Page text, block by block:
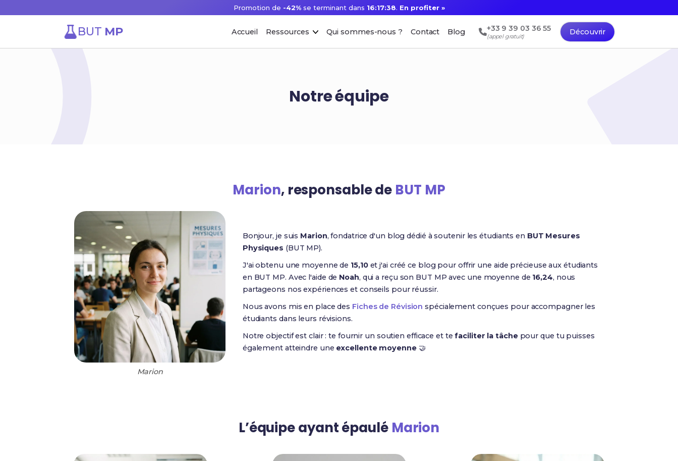
Promotion de -42%se terminant dans 16:17:38. En profiter »
BUT MP Accueil Ressources Qui sommes-nous ? Contact Blog +33 9 39 03 36 55
(appel gratuit)
Découvrir
Notre équipe
Marion, responsable de BUT MP
Marion
Bonjour, je suis Marion, fondatrice d'un blog dédié à soutenir les étudiants en BUT Mesures
Physiques (BUT MP).
J'ai obtenu une moyenne de 15,10et j'ai créé ce blog pour offrir une aide précieuse aux étudiants
en BUT MP. Avec l'aide de Noah, qui a reçu son BUT MP avec une moyenne de 16,24, nous
partageons nos expériences et conseils pour réussir.
Nous avons mis en place des Fiches de Révision spécialement conçues pour accompagner les
étudiants dans leurs révisions.
Notre objectif est clair : te fournir un soutien efficace et tefaciliter la tâchepour que tu puisses
également atteindre une excellente moyenne🤝
L’équipe ayant épaulé Marion